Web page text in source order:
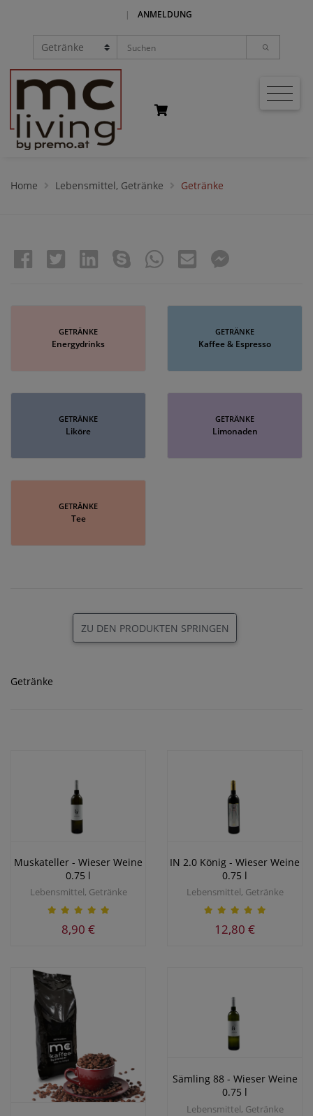
| ANMELDUNG
Home Lebensmittel, Getränke Getränke
GETRÄNKE
Energydrinks
GETRÄNKE
Kaffee & Espresso
GETRÄNKE
Liköre
GETRÄNKE
Limonaden
GETRÄNKE
Tee
ZU DEN PRODUKTEN SPRINGEN
Getränke
Muskateller - Wieser Weine
0.75 l
Lebensmittel, Getränke
8,90 €
IN 2.0 König - Wieser Weine
0.75 l
Lebensmittel, Getränke
12,80 €
Sämling 88 - Wieser Weine
0.75 l
Lebensmittel, Getränke